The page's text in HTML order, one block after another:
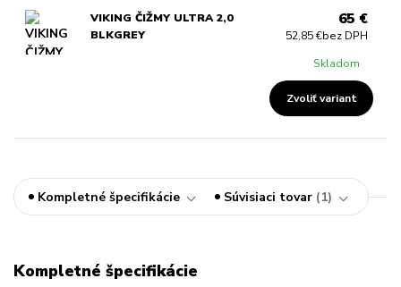
VIKING ČIŽMY ULTRA 2,0
BLKGREY
65 €
52,85 €bez DPH
Skladom
Zvoliť variant
Kompletné špecifikácie Súvisiaci tovar 1
Kompletné špecifikácie